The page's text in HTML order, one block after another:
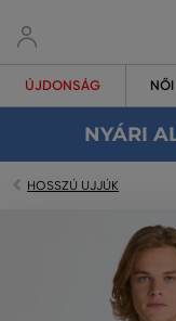
ÚJDONSÁG NŐI
NYÁRI
HOSSZÚ UJJÚK